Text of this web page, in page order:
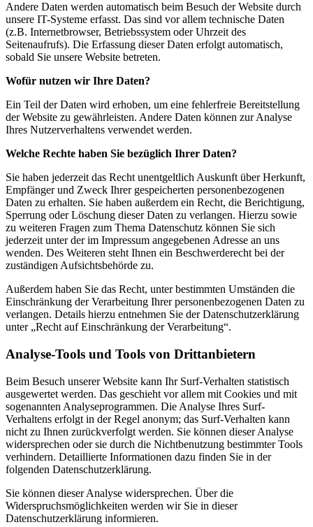
Andere Daten werden automatisch beim Besuch der Website durch
unsere IT-Systeme erfasst. Das sind vor allem technische Daten
(z.B. Internetbrowser, Betriebssystem oder Uhrzeit des
Seitenaufrufs). Die Erfassung dieser Daten erfolgt automatisch,
sobald Sie unsere Website betreten.
Wofür nutzen wir Ihre Daten?
Ein Teil der Daten wird erhoben, um eine fehlerfreie Bereitstellung
der Website zu gewährleisten. Andere Daten können zur Analyse
Ihres Nutzerverhaltens verwendet werden.
Welche Rechte haben Sie bezüglich Ihrer Daten?
Sie haben jederzeit das Recht unentgeltlich Auskunft über Herkunft,
Empfänger und Zweck Ihrer gespeicherten personenbezogenen
Daten zu erhalten. Sie haben außerdem ein Recht, die Berichtigung,
Sperrung oder Löschung dieser Daten zu verlangen. Hierzu sowie
zu weiteren Fragen zum Thema Datenschutz können Sie sich
jederzeit unter der im Impressum angegebenen Adresse an uns
wenden. Des Weiteren steht Ihnen ein Beschwerderecht bei der
zuständigen Aufsichtsbehörde zu.
Außerdem haben Sie das Recht, unter bestimmten Umständen die
Einschränkung der Verarbeitung Ihrer personenbezogenen Daten zu
verlangen. Details hierzu entnehmen Sie der Datenschutzerklärung
unter „Recht auf Einschränkung der Verarbeitung“.
Analyse-Tools und Tools von Drittanbietern
Beim Besuch unserer Website kann Ihr Surf-Verhalten statistisch
ausgewertet werden. Das geschieht vor allem mit Cookies und mit
sogenannten Analyseprogrammen. Die Analyse Ihres Surf-
Verhaltens erfolgt in der Regel anonym; das Surf-Verhalten kann
nicht zu Ihnen zurückverfolgt werden. Sie können dieser Analyse
widersprechen oder sie durch die Nichtbenutzung bestimmter Tools
verhindern. Detaillierte Informationen dazu finden Sie in der
folgenden Datenschutzerklärung.
Sie können dieser Analyse widersprechen. Über die
Widerspruchsmöglichkeiten werden wir Sie in dieser
Datenschutzerklärung informieren.